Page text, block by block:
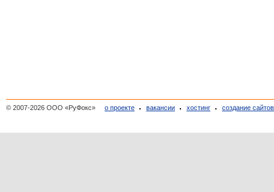
© 2007-2026 ООО «РуФокс» о проекте вакансии хостинг создание сайтов